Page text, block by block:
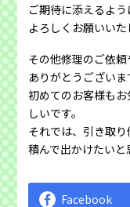
ご期待に添えるよ
よろしくお願いいた
その他修理のご依
ありがとうございま
初めてのお客様も
しいです。
それでは、引き取
積んで出かけたいと
Facebook